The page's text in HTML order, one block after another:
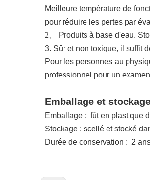
Meilleure température de
pour réduire les pertes par
2、
Produits à base d'eau.
3. Sûr et non toxique, il suffit
Pour les personnes au
professionnel pour un
Emballage et stockage
Emballage : fût en plastique
Stockage : scellé et stocké
Durée de conservation : 2 ans